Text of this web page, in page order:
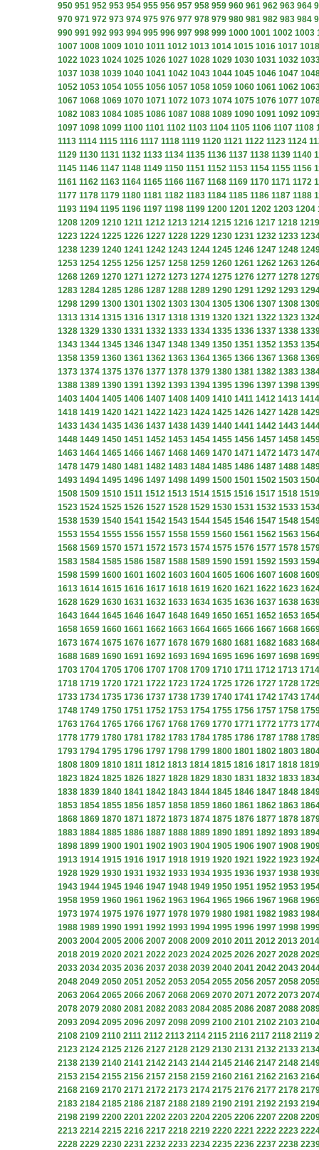
950 951 952 953 954 955 956 957 958 959 960 961 962 963 964
970 971 972 973 974 975 976 977 978 979 980 981 982 983 984
990 991 992 993 994 995 996 997 998 999 1000 1001 1002 1003
1007 1008 1009 1010 1011 1012 1013 1014 1015 1016 1017 1018
1022 1023 1024 1025 1026 1027 1028 1029 1030 1031 1032
1037 1038 1039 1040 1041 1042 1043 1044 1045 1046 1047
1052 1053 1054 1055 1056 1057 1058 1059 1060 1061 1062
1067 1068 1069 1070 1071 1072 1073 1074 1075 1076 1077
1082 1083 1084 1085 1086 1087 1088 1089 1090 1091 1092
1097 1098 1099 1100 1101 1102 1103 1104 1105 1106 1107 1108
1113 1114 1115 1116 1117 1118 1119 1120 1121 1122 1123 1124
1129 1130 1131 1132 1133 1134 1135 1136 1137 1138 1139 1140
1145 1146 1147 1148 1149 1150 1151 1152 1153 1154 1155 1156
1161 1162 1163 1164 1165 1166 1167 1168 1169 1170 1171 1172
1177 1178 1179 1180 1181 1182 1183 1184 1185 1186 1187 1188
1193 1194 1195 1196 1197 1198 1199 1200 1201 1202 1203 1204
1208 1209 1210 1211 1212 1213 1214 1215 1216 1217 1218 1219
1223 1224 1225 1226 1227 1228 1229 1230 1231 1232 1233
1238 1239 1240 1241 1242 1243 1244 1245 1246 1247 1248
1253 1254 1255 1256 1257 1258 1259 1260 1261 1262 1263
1268 1269 1270 1271 1272 1273 1274 1275 1276 1277 1278
1283 1284 1285 1286 1287 1288 1289 1290 1291 1292 1293
1298 1299 1300 1301 1302 1303 1304 1305 1306 1307 1308
1313 1314 1315 1316 1317 1318 1319 1320 1321 1322 1323
1328 1329 1330 1331 1332 1333 1334 1335 1336 1337 1338
1343 1344 1345 1346 1347 1348 1349 1350 1351 1352 1353
1358 1359 1360 1361 1362 1363 1364 1365 1366 1367 1368
1373 1374 1375 1376 1377 1378 1379 1380 1381 1382 1383
1388 1389 1390 1391 1392 1393 1394 1395 1396 1397 1398
1403 1404 1405 1406 1407 1408 1409 1410 1411 1412 1413 1414
1418 1419 1420 1421 1422 1423 1424 1425 1426 1427 1428
1433 1434 1435 1436 1437 1438 1439 1440 1441 1442 1443
1448 1449 1450 1451 1452 1453 1454 1455 1456 1457 1458
1463 1464 1465 1466 1467 1468 1469 1470 1471 1472 1473
1478 1479 1480 1481 1482 1483 1484 1485 1486 1487 1488
1493 1494 1495 1496 1497 1498 1499 1500 1501 1502 1503
1508 1509 1510 1511 1512 1513 1514 1515 1516 1517 1518 1519
1523 1524 1525 1526 1527 1528 1529 1530 1531 1532 1533
1538 1539 1540 1541 1542 1543 1544 1545 1546 1547 1548
1553 1554 1555 1556 1557 1558 1559 1560 1561 1562 1563
1568 1569 1570 1571 1572 1573 1574 1575 1576 1577 1578
1583 1584 1585 1586 1587 1588 1589 1590 1591 1592 1593
1598 1599 1600 1601 1602 1603 1604 1605 1606 1607 1608
1613 1614 1615 1616 1617 1618 1619 1620 1621 1622 1623
1628 1629 1630 1631 1632 1633 1634 1635 1636 1637 1638
1643 1644 1645 1646 1647 1648 1649 1650 1651 1652 1653
1658 1659 1660 1661 1662 1663 1664 1665 1666 1667 1668
1673 1674 1675 1676 1677 1678 1679 1680 1681 1682 1683
1688 1689 1690 1691 1692 1693 1694 1695 1696 1697 1698
1703 1704 1705 1706 1707 1708 1709 1710 1711 1712 1713 1714
1718 1719 1720 1721 1722 1723 1724 1725 1726 1727 1728
1733 1734 1735 1736 1737 1738 1739 1740 1741 1742 1743
1748 1749 1750 1751 1752 1753 1754 1755 1756 1757 1758
1763 1764 1765 1766 1767 1768 1769 1770 1771 1772 1773
1778 1779 1780 1781 1782 1783 1784 1785 1786 1787 1788
1793 1794 1795 1796 1797 1798 1799 1800 1801 1802 1803
1808 1809 1810 1811 1812 1813 1814 1815 1816 1817 1818 1819
1823 1824 1825 1826 1827 1828 1829 1830 1831 1832 1833
1838 1839 1840 1841 1842 1843 1844 1845 1846 1847 1848
1853 1854 1855 1856 1857 1858 1859 1860 1861 1862 1863
1868 1869 1870 1871 1872 1873 1874 1875 1876 1877 1878
1883 1884 1885 1886 1887 1888 1889 1890 1891 1892 1893
1898 1899 1900 1901 1902 1903 1904 1905 1906 1907 1908
1913 1914 1915 1916 1917 1918 1919 1920 1921 1922 1923
1928 1929 1930 1931 1932 1933 1934 1935 1936 1937 1938
1943 1944 1945 1946 1947 1948 1949 1950 1951 1952 1953
1958 1959 1960 1961 1962 1963 1964 1965 1966 1967 1968
1973 1974 1975 1976 1977 1978 1979 1980 1981 1982 1983
1988 1989 1990 1991 1992 1993 1994 1995 1996 1997 1998
2003 2004 2005 2006 2007 2008 2009 2010 2011 2012 2013 2014
2018 2019 2020 2021 2022 2023 2024 2025 2026 2027 2028
2033 2034 2035 2036 2037 2038 2039 2040 2041 2042 2043
2048 2049 2050 2051 2052 2053 2054 2055 2056 2057 2058
2063 2064 2065 2066 2067 2068 2069 2070 2071 2072 2073
2078 2079 2080 2081 2082 2083 2084 2085 2086 2087 2088
2093 2094 2095 2096 2097 2098 2099 2100 2101 2102 2103
2108 2109 2110 2111 2112 2113 2114 2115 2116 2117 2118 2119
2123 2124 2125 2126 2127 2128 2129 2130 2131 2132 2133
2138 2139 2140 2141 2142 2143 2144 2145 2146 2147 2148
2153 2154 2155 2156 2157 2158 2159 2160 2161 2162 2163
2168 2169 2170 2171 2172 2173 2174 2175 2176 2177 2178
2183 2184 2185 2186 2187 2188 2189 2190 2191 2192 2193
2198 2199 2200 2201 2202 2203 2204 2205 2206 2207 2208
2213 2214 2215 2216 2217 2218 2219 2220 2221 2222 2223
2228 2229 2230 2231 2232 2233 2234 2235 2236 2237 2238